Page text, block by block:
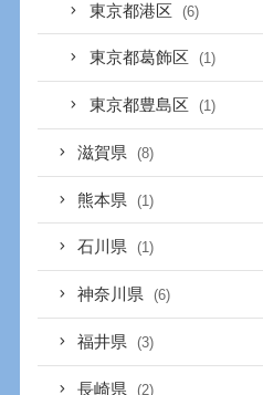
東京都港区 (6)
東京都葛飾区 (1)
東京都豊島区 (1)
滋賀県 (8)
熊本県 (1)
石川県 (1)
神奈川県 (6)
福井県 (3)
長崎県 (2)